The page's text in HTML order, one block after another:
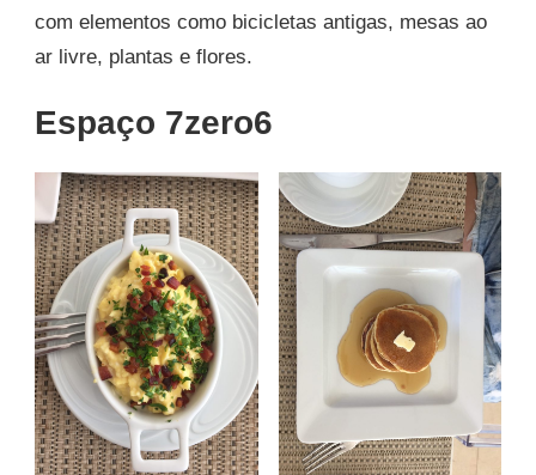
com elementos como bicicletas antigas, mesas ao
ar livre, plantas e flores.
Espaço 7zero6